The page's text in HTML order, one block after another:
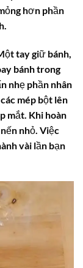
hơn phần
tay giữ bánh,
bánh trong
nhẹ phần nhân
mép bột lên
mắt. Khi hoàn
nhỏ. Việc
vài lần bạn